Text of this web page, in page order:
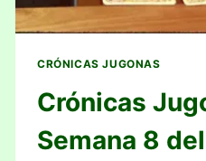
CRÓNICAS JUGONAS
Crónicas
Semana 8